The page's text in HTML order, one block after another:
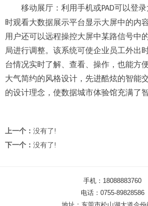
移动展厅：利用手机或PAD可以登
时观看大数据展示平台显示大屏中的内
用户还可以远程操控大屏中某路信号中
局进行调整。该系统可使企业员工外出
台情况实时了解、查看、操作，也能方
大气简约的风格设计，先进酷炫的智能
的设计理念，使数据城市体验馆充满了
上一个： 没有了!
下一个： 没有了!
手机：18088883760
电话：0755-89828586